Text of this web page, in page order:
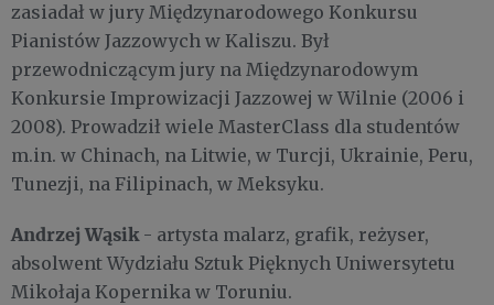
zasiadał w jury Międzynarodowego Konkursu
Pianistów Jazzowych w Kaliszu. Był
przewodniczącym jury na Międzynarodowym
Konkursie Improwizacji Jazzowej w Wilnie (2006 i
2008). Prowadził wiele MasterClass dla studentów
m.in. w Chinach, na Litwie, w Turcji, Ukrainie, Peru,
Tunezji, na Filipinach, w Meksyku.
Andrzej Wąsik- artysta malarz, grafik, reżyser,
absolwent Wydziału Sztuk Pięknych Uniwersytetu
Mikołaja Kopernika w Toruniu.